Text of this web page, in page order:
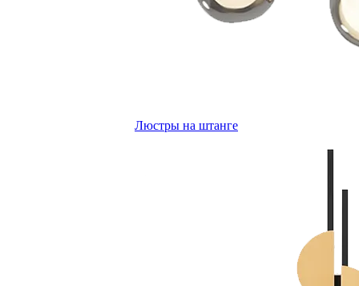
Люстры на штанге